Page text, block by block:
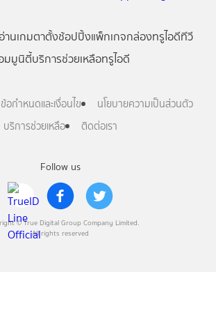
Follow us
© True Digital Group Company Limited.
All rights reserved
านเกมตาตั้งช้อปปิ้งแพ็กเกจกล่องทรูไอดีทีวี
มมูนิตี้บริการช่วยเหลือทรูไอดี
ข้อกำหนดและเงื่อนไข
นโยบายความเป็นส่วนตัว
บริการช่วยเหลือ
ติดต่อเรา